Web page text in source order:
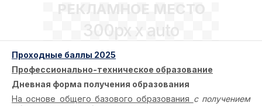
РЕКЛАМНОЕ МЕСТО
300px x auto
Проходные баллы 2025
Профессионально-техническое образование
Дневная форма получения образования
На основе общего базового образования с получением